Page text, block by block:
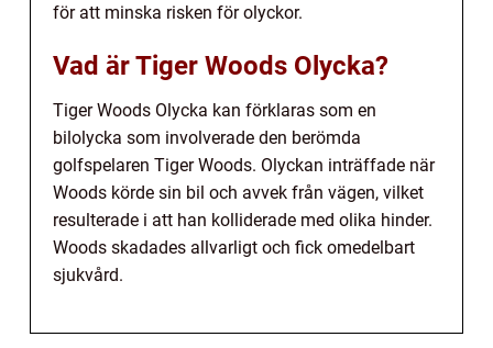
för att minska risken för olyckor.
Vad är Tiger Woods Olycka?
Tiger Woods Olycka kan förklaras som en
bilolycka som involverade den berömda
golfspelaren Tiger Woods. Olyckan inträffade när
Woods körde sin bil och avvek från vägen, vilket
resulterade i att han kolliderade med olika hinder.
Woods skadades allvarligt och fick omedelbart
sjukvård.